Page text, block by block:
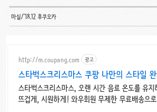
마실/'18.12 후쿠오카
http://m.coupang.com 광고
스타벅스크리스마스 쿠팡 나만의 스타일
스타벅스크리스마스, 오랜 시간 음료 온도를 유
뜨겁게, 시원하게! 와우회원 무제한 무료배송으